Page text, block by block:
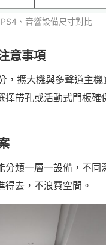
、音響設備尺寸對比
意事項
，擴大機與多聲道主
帶孔或活動式門板
類一層一設備，不
去，不浪費空間。